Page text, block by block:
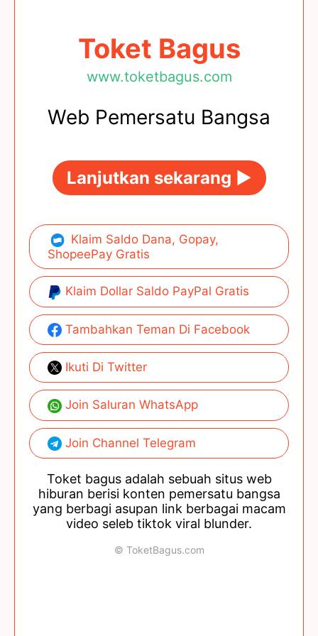
Toket Bagus
www.toketbagus.com
Web Pemersatu Bangsa
Lanjutkan sekarang ►
Klaim Saldo Dana, Gopay,
ShopeePay Gratis
Klaim Dollar Saldo PayPal Gratis
Tambahkan Teman Di Facebook
Ikuti Di Twitter
Join Saluran WhatsApp
Join Channel Telegram
Toket bagus adalah sebuah situs web
hiburan berisi konten pemersatu bangsa
yang berbagi asupan link berbagai macam
video seleb tiktok viral blunder.
© ToketBagus.com